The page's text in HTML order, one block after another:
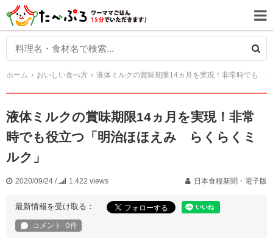
ホーム おいしい食べ方 液体ミルクの賞味期限14ヵ月を実現！非常時でも役立つ「明治ほほえみ らくらくミルク」
液体ミルクの賞味期限14ヵ月を実現！非常
時でも役立つ「明治ほほえみ らくらくミ
ルク」
2020/09/24 / 1,422 views 日本食糧新聞・電子版
最新情報を受け取る：